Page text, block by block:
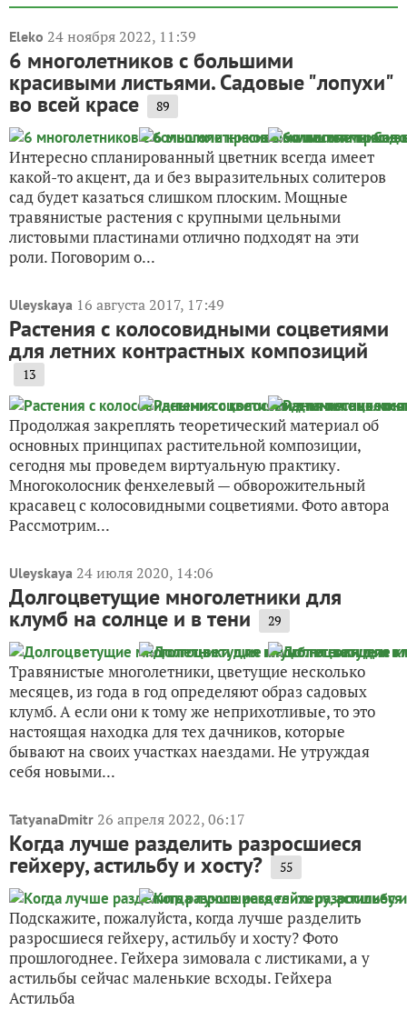
Eleko 24 ноября 2022, 11:39
6 многолетников с большими
красивыми листьями. Садовые "лопухи"
во всей красе 89
Интересно спланированный цветник всегда имеет
какой-то акцент, да и без выразительных солитеров
сад будет казаться слишком плоским. Мощные
травянистые растения с крупными цельными
листовыми пластинами отлично подходят на эти
роли. Поговорим о...
Uleyskaya 16 августа 2017, 17:49
Растения с колосовидными соцветиями
для летних контрастных композиций
13
Продолжая закреплять теоретический материал об
основных принципах растительной композиции,
сегодня мы проведем виртуальную практику.
Многоколосник фенхелевый — обворожительный
красавец с колосовидными соцветиями. Фото автора
Рассмотрим...
Uleyskaya 24 июля 2020, 14:06
Долгоцветущие многолетники для
клумб на солнце и в тени 29
Травянистые многолетники, цветущие несколько
месяцев, из года в год определяют образ садовых
клумб. А если они к тому же неприхотливые, то это
настоящая находка для тех дачников, которые
бывают на своих участках наездами. Не утруждая
себя новыми...
TatyanaDmitr 26 апреля 2022, 06:17
Когда лучше разделить разросшиеся
гейхеру, астильбу и хосту? 55
Подскажите, пожалуйста, когда лучше разделить
разросшиеся гейхеру, астильбу и хосту? Фото
прошлогоднее. Гейхера зимовала с листиками, а у
астильбы сейчас маленькие всходы. Гейхера
Астильба